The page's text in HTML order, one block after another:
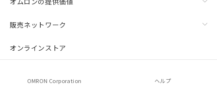
販売ネットワーク
オンラインストア
OMRON Corporation ヘルプ